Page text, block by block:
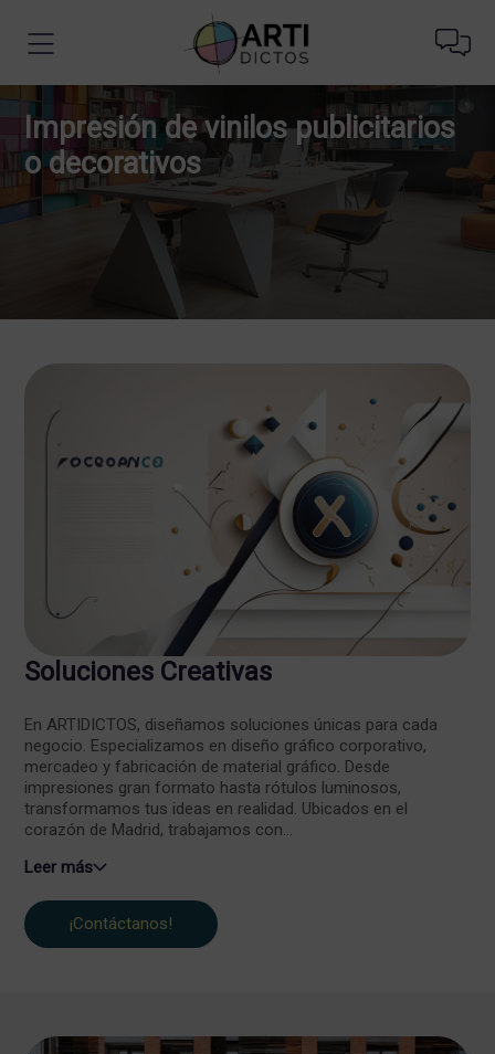
Impresión de vinilos publicitarios
o decorativos
Soluciones Creativas
En ARTIDICTOS, diseñamos soluciones únicas para cada
negocio. Especializamos en diseño gráfico corporativo,
mercadeo y fabricación de material gráfico. Desde
impresiones gran formato hasta rótulos luminosos,
transformamos tus ideas en realidad. Ubicados en el
corazón de Madrid, trabajamos con...
Leer más
¡Contáctanos!